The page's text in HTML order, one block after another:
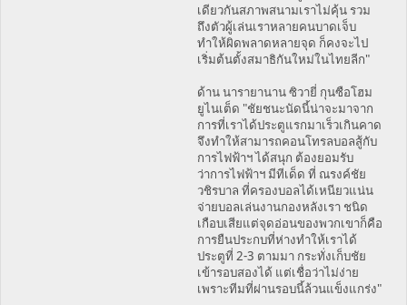
เดียวกันสภาพสนามเราไม่คุ้น รวม
ถึงตัวผู้เล่นเราหลายคนบาดเจ็บ
ทำให้ผิดพลาดหลายจุด ก็คงจะไป
เริ่มต้นตั้งสมาธิกันใหม่ในไทยลีก"
ด้าน นารายานาน ซิวายี่ กุนซือโฮม
ยูไนเต็ด "ชัยชนะนัดนี้น่าจะมาจาก
การที่เราได้ประตูแรกมาเร็วเกินคาด
จึงทำให้สามารถคอนโทรลบอลสู้กับ
การไฟฟ้าฯ ได้สนุก ต้องยอมรับ
ว่าการไฟฟ้าฯ มีทีเด็ด ที่ ณรงค์ชัย
วชิรบาล ที่ครองบอลได้เหนียวแน่น
จ่ายบอลเล่นงานกองหลังเรา ชนิด
เกือบเสียแต่จุดอ่อนของพวกเขาก็คือ
การยืนประกบที่ห่างทำให้เราได้
ประตูที่ 2-3 ตามมา กระทั่งเก็บชัย
เข้ารอบสองได้ แต่เชื่อว่าไม่ง่าย
เพราะทีมที่ผ่านรอบนี้ล้วนแข็งแกร่ง"